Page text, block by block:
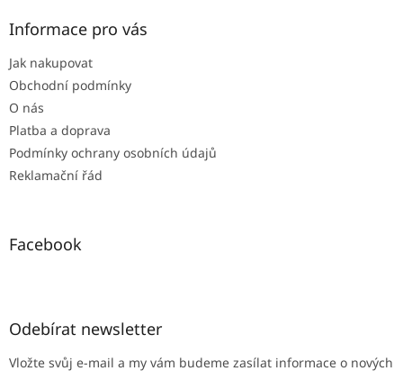
Informace pro vás
Jak nakupovat
Obchodní podmínky
O nás
Platba a doprava
Podmínky ochrany osobních údajů
Reklamační řád
Facebook
Odebírat newsletter
Vložte svůj e-mail a my vám budeme zasílat informace o nových